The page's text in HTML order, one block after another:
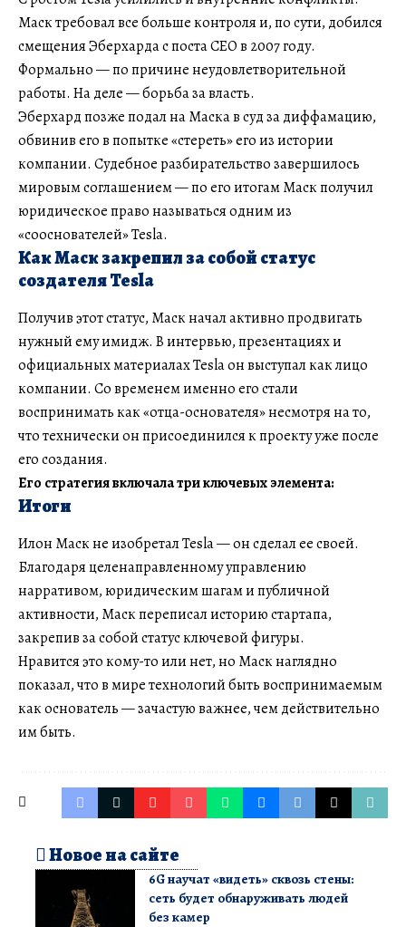
Маск требовал все больше контроля и, по сути, добился
смещения Эберхарда с поста CEO в 2007 году.
Формально — по причине неудовлетворительной
работы. На деле — борьба за власть.
Эберхард позже подал на Маска в суд за диффамацию,
обвинив его в попытке «стереть» его из истории
компании. Судебное разбирательство завершилось
мировым соглашением — по его итогам Маск получил
юридическое право называться одним из
«сооснователей» Tesla.
Как Маск закрепил за собой статус
создателя Tesla
Получив этот статус, Маск начал активно продвигать
нужный ему имидж. В интервью, презентациях и
официальных материалах Tesla он выступал как лицо
компании. Со временем именно его стали
воспринимать как «отца-основателя» несмотря на то,
что технически он присоединился к проекту уже после
его создания.
Его стратегия включала три ключевых элемента:
Итоги
Илон Маск не изобретал Tesla — он сделал ее своей.
Благодаря целенаправленному управлению
нарративом, юридическим шагам и публичной
активности, Маск переписал историю стартапа,
закрепив за собой статус ключевой фигуры.
Нравится это кому-то или нет, но Маск наглядно
показал, что в мире технологий быть воспринимаемым
как основатель — зачастую важнее, чем действительно
им быть.
Новое на сайте
6G научат «видеть» сквозь стены:
сеть будет обнаруживать людей
без камер